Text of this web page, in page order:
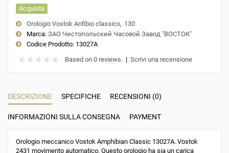
Acquista
Orologio Vostok Anfibio classico 130
Marca: ЗАО Чистопольский Часовой Завод "ВОСТОК"
Codice Prodotto: 13027A
Based on 0 reviews. | Scrivi una recensione
DESCRIZIONE SPECIFICHE RECENSIONI (0)
INFORMAZIONI SULLA CONSEGNA PAYMENT
Orologio meccanico Vostok Amphibian Classic 13027A. Vostok
2431 movimento automatico. Questo orologio ha sia un carica